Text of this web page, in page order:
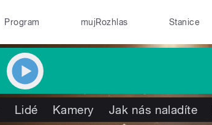
Program mujRozhlas Stanice
Lidé Kamery Jak nás naladíte